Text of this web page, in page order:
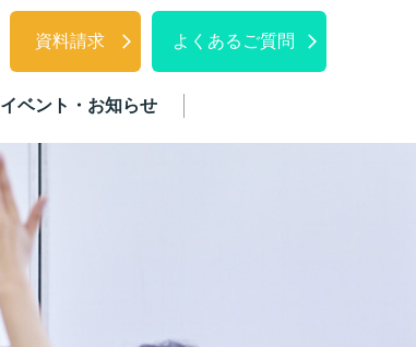
資料請求 よくあるご質問
イベント・お知らせ